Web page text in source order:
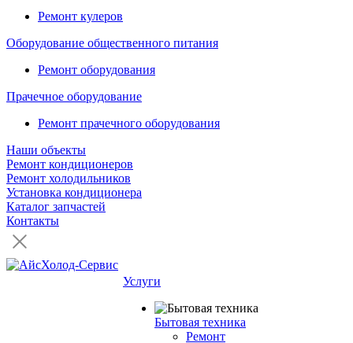
Ремонт кулеров
Оборудование общественного питания
Ремонт оборудования
Прачечное оборудование
Ремонт прачечного оборудования
Наши объекты
Ремонт кондиционеров
Ремонт холодильников
Установка кондиционера
Каталог запчастей
Контакты
Услуги
Бытовая техника
Ремонт